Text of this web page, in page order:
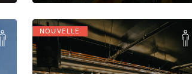
NOUVELLE
Jobsite Brewing Co.